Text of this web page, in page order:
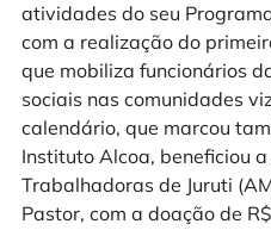
atividades do seu
com a realização do
que mobiliza funcionários
sociais nas comunidades
calendário, que marcou
Instituto Alcoa, beneficiou
Trabalhadoras de Juruti
Pastor, com a doação de